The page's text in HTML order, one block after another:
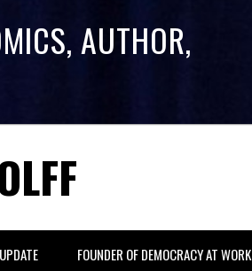
AUTHOR,
FOUNDER OF DEMOCRACY AT WORK